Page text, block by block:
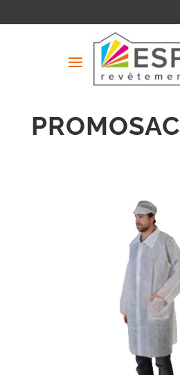
PROMOSAC